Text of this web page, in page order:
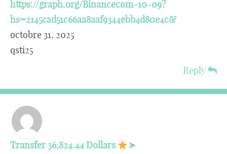
https://graph.org/Binancecom-10-09?
hs=2145cad51c66aa8aaf9344ebb4d80e4c&
octobre 31, 2025
qsti25
Reply
Transfer 36,824.44 Dollars
➤